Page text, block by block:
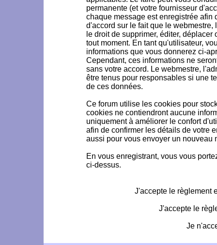
permanente (et votre fournisseur
chaque message est enregistrée afin
d'accord sur le fait que le
le droit de supprimer, éditer,
tout moment. En tant qu'utilisateur,
informations que vous donnerez ci-
Cependant, ces informations ne
sans votre accord. Le webmestre,
être tenus pour responsables si une
de ces données.
Ce forum utilise les cookies pour
cookies ne contiendront aucune
uniquement à améliorer le confort
afin de confirmer les détails de votre
aussi pour vous envoyer un nouveau
En vous enregistrant, vous vous
ci-dessus.
J'accepte le règlement
J'accepte le
Je